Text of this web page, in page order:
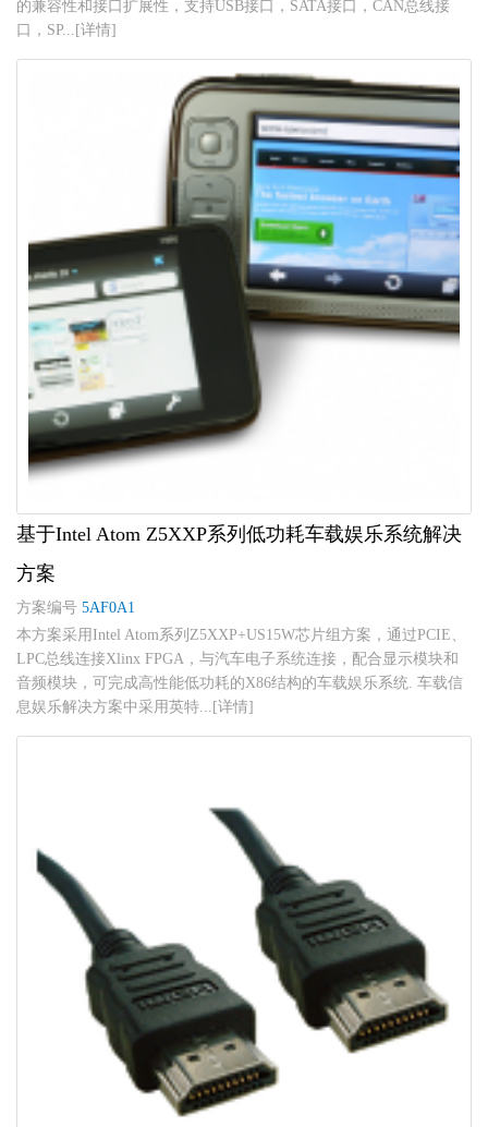
的兼容性和接口扩展性，支持USB接口，SATA接口，CAN总线接
口，SP...[详情]
基于Intel Atom Z5XXP系列低功耗车载娱乐系统解决
方案
方案编号 5AF0A1
本方案采用Intel Atom系列Z5XXP+US15W芯片组方案，通过PCIE、
LPC总线连接Xlinx FPGA，与汽车电子系统连接，配合显示模块和
音频模块，可完成高性能低功耗的X86结构的车载娱乐系统. 车载信
息娱乐解决方案中采用英特...[详情]